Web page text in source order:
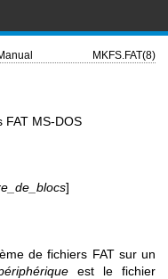
MKFS.FAT(8)
FAT MS-DOS
]
de fichiers FAT sur un
est le fichier